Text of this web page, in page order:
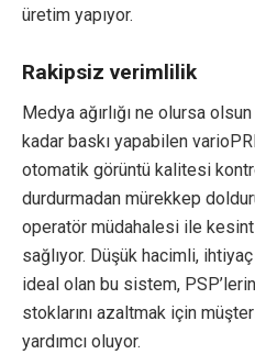
üretim yapıyor.
Rakipsiz verimlilik
Medya ağırlığı ne olursa
kadar baskı yapabilen
otomatik görüntü kalitesi
durdurmadan mürekkep
operatör müdahalesi ile
sağlıyor. Düşük hacimli,
ideal olan bu sistem,
stoklarını azaltmak için
yardımcı oluyor.